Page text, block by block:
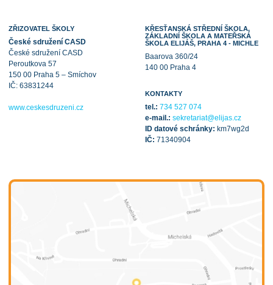
ZŘIZOVATEL ŠKOLY
České sdružení CASD
České sdružení CASD
Peroutkova 57
150 00 Praha 5 – Smíchov
IČ: 63831244
www.ceskesdruzeni.cz
KŘESŤANSKÁ STŘEDNÍ ŠKOLA,
ZÁKLADNÍ ŠKOLA A MATEŘSKÁ
ŠKOLA ELIJÁŠ, PRAHA 4 - MICHLE
Baarova 360/24
140 00 Praha 4
KONTAKTY
tel.: 734 527 074
e-mail.: sekretariat@elijas.cz
ID datové schránky: km7wg2d
IČ: 71340904